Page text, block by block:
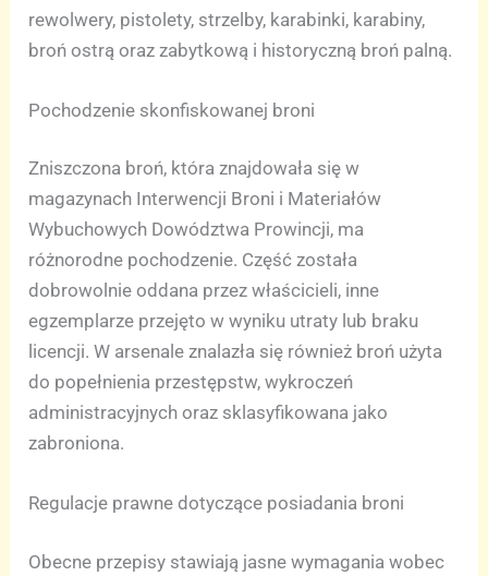
rewolwery, pistolety, strzelby, karabinki, karabiny,
broń ostrą oraz zabytkową i historyczną broń palną.
Pochodzenie skonfiskowanej broni
Zniszczona broń, która znajdowała się w
magazynach Interwencji Broni i Materiałów
Wybuchowych Dowództwa Prowincji, ma
różnorodne pochodzenie. Część została
dobrowolnie oddana przez właścicieli, inne
egzemplarze przejęto w wyniku utraty lub braku
licencji. W arsenale znalazła się również broń użyta
do popełnienia przestępstw, wykroczeń
administracyjnych oraz sklasyfikowana jako
zabroniona.
Regulacje prawne dotyczące posiadania broni
Obecne przepisy stawiają jasne wymagania wobec